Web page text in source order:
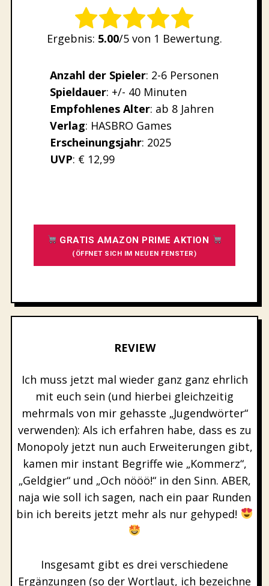
Rate this item:
SUBMIT RATING
Ergebnis: 5.00/5 von 1 Bewertung.
Anzahl der Spieler: 2-6 Personen
Spieldauer: +/- 40 Minuten
Empfohlenes Alter: ab 8 Jahren
Verlag: HASBRO Games
Erscheinungsjahr: 2025
UVP: € 12,99
GRATIS AMAZON PRIME AKTION
(ÖFFNET SICH IM NEUEN FENSTER)
REVIEW
Ich muss jetzt mal wieder ganz ganz ehrlich
mit euch sein (und hierbei gleichzeitig
mehrmals von mir gehasste „Jugendwörter“
verwenden): Als ich erfahren habe, dass es zu
Monopoly jetzt nun auch Erweiterungen gibt,
kamen mir instant Begriffe wie „Kommerz“,
„Geldgier“ und „Och nööö!“ in den Sinn. ABER,
naja wie soll ich sagen, nach ein paar Runden
bin ich bereits jetzt mehr als nur gehyped!
Insgesamt gibt es drei verschiedene
Ergänzungen (so der Wortlaut, ich bezeichne